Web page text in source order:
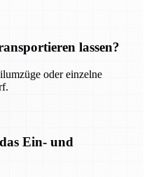
lassen?
oder einzelne
Ein- und